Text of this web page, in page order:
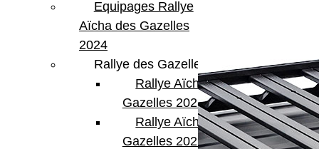
Equipages Rallye
Aïcha des Gazelles
2024
Rallye des Gazelles
Rallye Aïcha des
Gazelles 2023
Rallye Aïcha des
Gazelles 2022